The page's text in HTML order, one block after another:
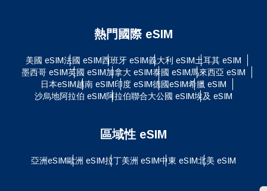
熱門國際 eSIM
美國 eSIM法國 eSIM西班牙 eSIM義大利 eSIM土耳其 eSIM
墨西哥 eSIM英國 eSIM加拿大 eSIM泰國 eSIM馬來西亞 eSIM
日本eSIM越南 eSIM印度 eSIM德國eSIM希臘 eSIM
沙烏地阿拉伯 eSIM阿拉伯聯合大公國 eSIM埃及 eSIM
區域性 eSIM
亞洲eSIM歐洲 eSIM拉丁美洲 eSIM中東 eSIM北美 eSIM